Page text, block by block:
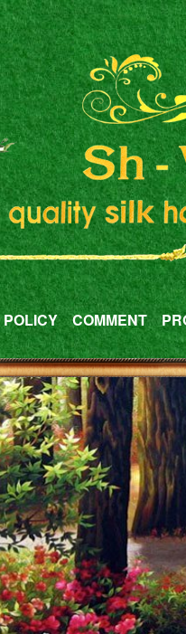
POLICY COMMENT